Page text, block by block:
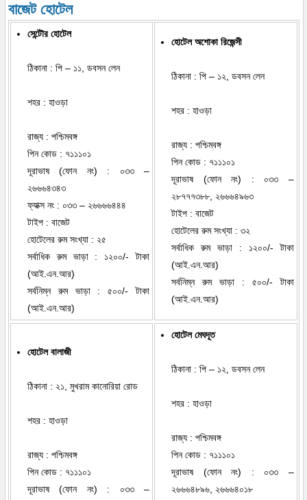
বাজেট হোটেল
সেন্টৌর হোটেল
ঠিকানা : পি – ১১, ডবসন লেন
শহর : হাওড়া
রাজ্য : পশ্চিমবঙ্গ
পিন কোড : ৭১১১০১
দূরাভাষ (ফোন নং) : ০৩৩ –
২৬৬৬৪৩৪৩
ফ্যাক্স নং : ০৩৩ – ২৬৬৬৬৪৪৪
টাইপ : বাজেট
হোটেলের রুম সংখ্যা : ২৫
সর্বাধিক রুম ভাড়া : ১২০০/- টাকা
(আই.এন.আর)
সর্বনিম্ন রুম ভাড়া : ৫০০/- টাকা
(আই.এন.আর)
হোটেল অশোকা রিজেন্সী
ঠিকানা : পি – ১২, ডবসন লেন
শহর : হাওড়া
রাজ্য : পশ্চিমবঙ্গ
পিন কোড : ৭১১১০১
দূরাভাষ (ফোন নং) : ০৩৩ –
২৮৭৭৭৩৮৮, ২৬৬৬৪৯৬৩
টাইপ : বাজেট
হোটেলের রুম সংখ্যা : ৩২
সর্বাধিক রুম ভাড়া : ১২০০/- টাকা
(আই.এন.আর)
সর্বনিম্ন রুম ভাড়া : ৫০০/- টাকা
(আই.এন.আর)
হোটেল বালাজী
ঠিকানা : ২১, মুখরাম কানোরিয়া রোড
শহর : হাওড়া
রাজ্য : পশ্চিমবঙ্গ
পিন কোড : ৭১১১০১
দূরাভাষ (ফোন নং) : ০৩৩ –
হোটেল মেঘদূত
ঠিকানা : পি – ১২, ডবসন লেন
শহর : হাওড়া
রাজ্য : পশ্চিমবঙ্গ
পিন কোড : ৭১১১০১
দূরাভাষ (ফোন নং) : ০৩৩ –
২৬৬৬৪৮৯৬, ২৬৬৬৪০১৮